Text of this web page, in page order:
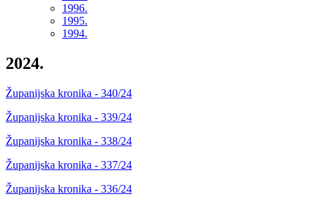
1996.
1995.
1994.
2024.
Županijska kronika - 340/24
Županijska kronika - 339/24
Županijska kronika - 338/24
Županijska kronika - 337/24
Županijska kronika - 336/24